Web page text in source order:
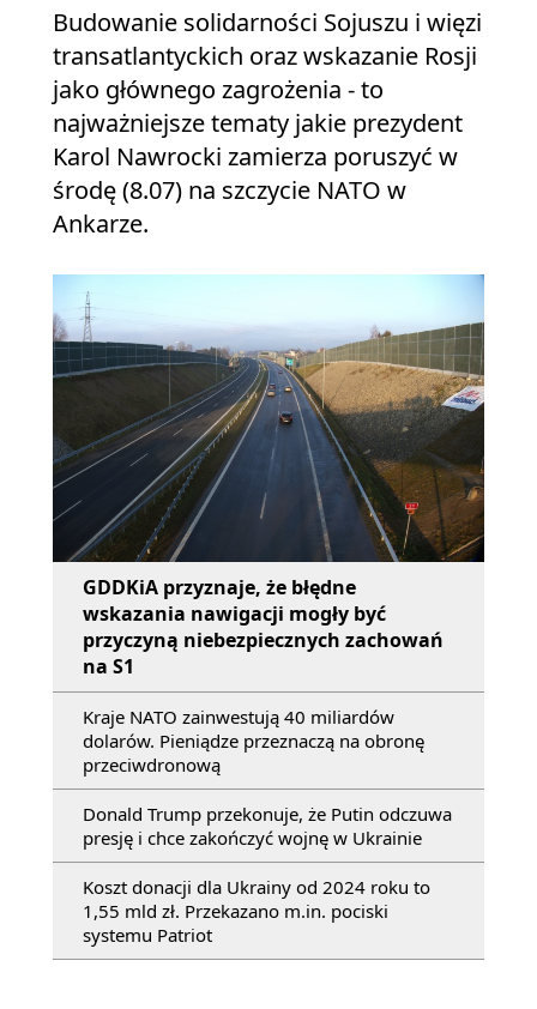
Budowanie solidarności Sojuszu i więzi
transatlantyckich oraz wskazanie Rosji
jako głównego zagrożenia - to
najważniejsze tematy jakie prezydent
Karol Nawrocki zamierza poruszyć w
środę (8.07) na szczycie NATO w
Ankarze.
GDDKiA przyznaje, że błędne
wskazania nawigacji mogły być
przyczyną niebezpiecznych zachowań
na S1
Kraje NATO zainwestują 40 miliardów
dolarów. Pieniądze przeznaczą na obronę
przeciwdronową
Donald Trump przekonuje, że Putin odczuwa
presję i chce zakończyć wojnę w Ukrainie
Koszt donacji dla Ukrainy od 2024 roku to
1,55 mld zł. Przekazano m.in. pociski
systemu Patriot